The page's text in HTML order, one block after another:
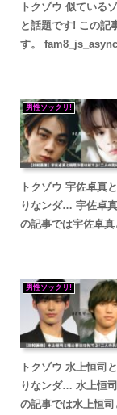
トクゾウ 似ている
と話題です! この記
す。
男性ソックリ!
トクゾウ 宇佐卓真
りなンダ… 宇佐卓
の記事では宇佐卓
男性ソックリ!
トクゾウ 水上恒司
りなンダ… 水上恒
の記事では水上恒